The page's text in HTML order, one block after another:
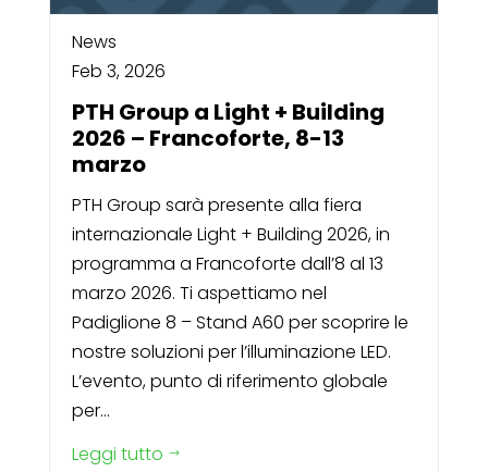
News
Feb 3, 2026
PTH Group a Light + Building
2026 – Francoforte, 8-13
marzo
PTH Group sarà presente alla fiera
internazionale Light + Building 2026, in
programma a Francoforte dall’8 al 13
marzo 2026. Ti aspettiamo nel
Padiglione 8 – Stand A60 per scoprire le
nostre soluzioni per l’illuminazione LED.
L’evento, punto di riferimento globale
per...
Leggi tutto $